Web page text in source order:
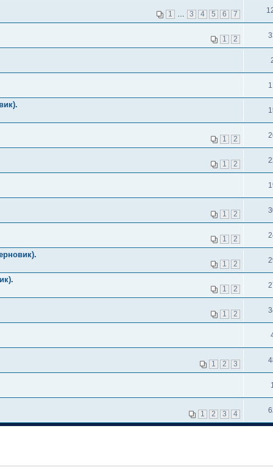
1 … 3 4 5 6 7
1 2
1 2
1 2
1 2
1 2
1 2
1 2
1 2
1 2 3
1 2 3 4